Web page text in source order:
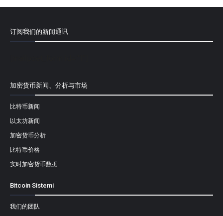
订阅我们的新闻通讯
加密货币新闻、分析与市场
比特币新闻
以太坊新闻
加密货币分析
比特币价格
实时加密货币数据
Bitcoin Sistemi
我们的团队